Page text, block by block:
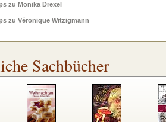
zu Monika Drexel
zu Véronique Witzigmann
Sachbücher